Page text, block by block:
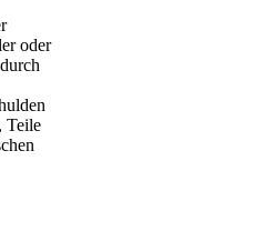
oder
Teile